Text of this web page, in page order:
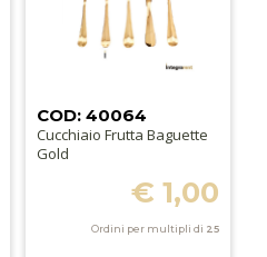
COD: 40064
Cucchiaio Frutta Baguette
Gold
€ 1,00
Ordini per multipli di 25